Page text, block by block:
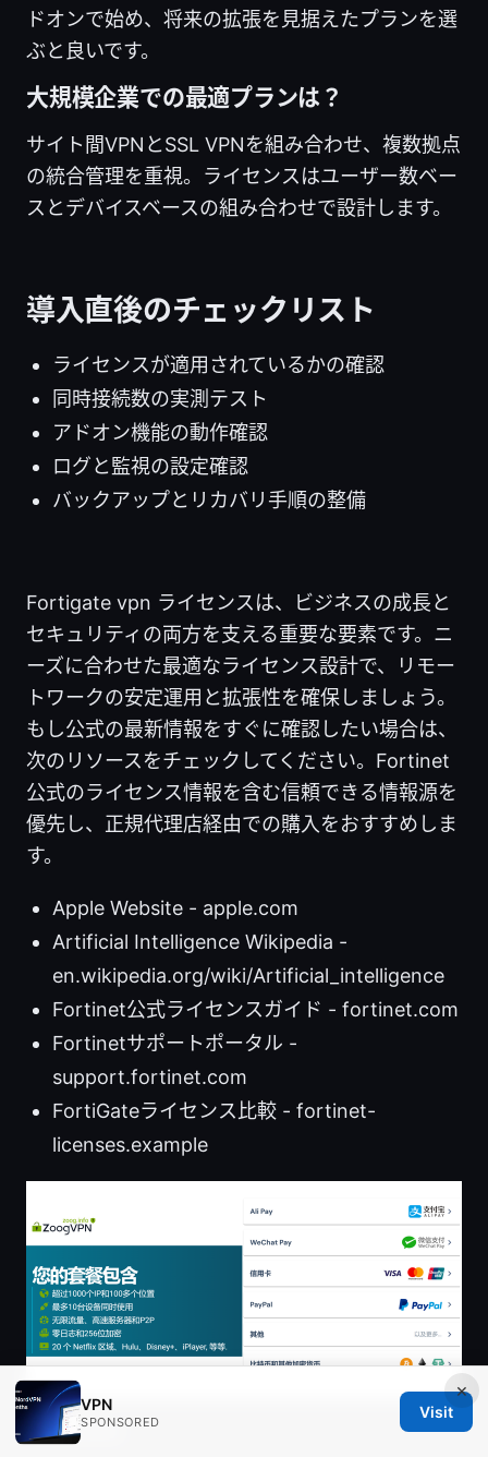
ドオンで始め、将来の拡張を見据えたプランを選
ぶと良いです。
大規模企業での最適プランは？
サイト間VPNとSSL VPNを組み合わせ、複数拠点
の統合管理を重視。ライセンスはユーザー数ベー
スとデバイスベースの組み合わせで設計します。
導入直後のチェックリスト
ライセンスが適用されているかの確認
同時接続数の実測テスト
アドオン機能の動作確認
ログと監視の設定確認
バックアップとリカバリ手順の整備
Fortigate vpn ライセンスは、ビジネスの成長と
セキュリティの両方を支える重要な要素です。ニ
ーズに合わせた最適なライセンス設計で、リモー
トワークの安定運用と拡張性を確保しましょう。
もし公式の最新情報をすぐに確認したい場合は、
次のリソースをチェックしてください。Fortinet
公式のライセンス情報を含む信頼できる情報源を
優先し、正規代理店経由での購入をおすすめしま
す。
Apple Website - apple.com
Artificial Intelligence Wikipedia -
en.wikipedia.org/wiki/Artificial_intelligence
Fortinet公式ライセンスガイド - fortinet.com
Fortinetサポートポータル -
support.fortinet.com
FortiGateライセンス比較 - fortinet-
licenses.example
Sources:
×
VPN
SPONSORED
Visit